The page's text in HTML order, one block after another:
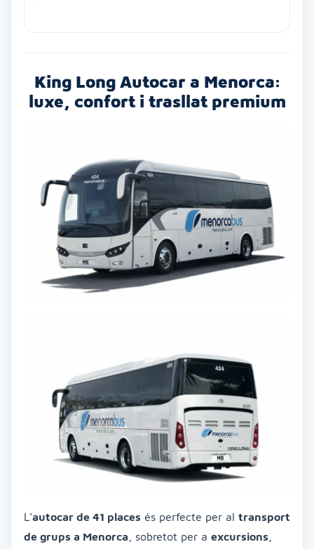
King Long Autocar a Menorca:
luxe, confort i trasllat premium
L’autocar de 41 places és perfecte per al transport
de grups a Menorca , sobretot per a excursions